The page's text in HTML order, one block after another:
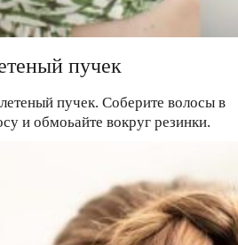
пучек
пучек. Соберите волосы в
и обмоьайте вокруг резинки.